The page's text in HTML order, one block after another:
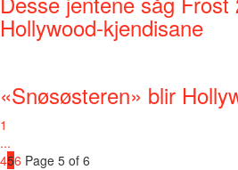
Hollywood-kjendisane
«Snøsøsteren» blir
1
...
456 Page 5 of 6